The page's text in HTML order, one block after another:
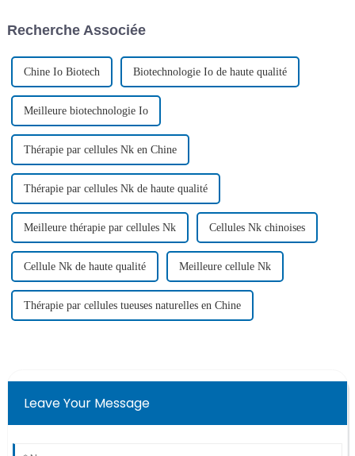
de cellules souches
identiques...
Recherche Associée
Chine Io Biotech Biotechnologie Io de haute qualité
Meilleure biotechnologie Io
Thérapie par cellules Nk en Chine
Thérapie par cellules Nk de haute qualité
Meilleure thérapie par cellules Nk Cellules Nk chinoises
Cellule Nk de haute qualité Meilleure cellule Nk
Thérapie par cellules tueuses naturelles en Chine
Leave Your Message